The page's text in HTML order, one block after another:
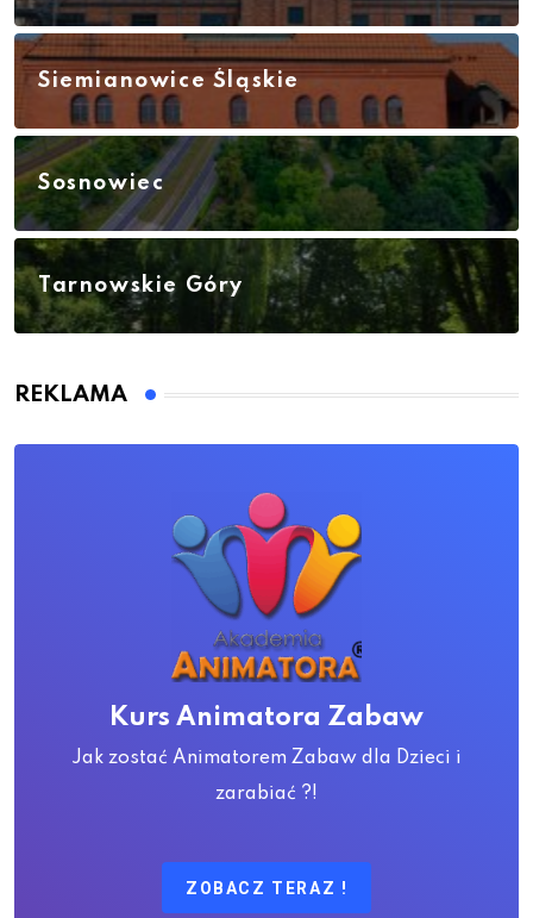
Siemianowice Śląskie
Sosnowiec
Tarnowskie Góry
REKLAMA
Kurs Animatora Zabaw
Jak zostać Animatorem Zabaw dla Dzieci i
zarabiać ?!
ZOBACZ TERAZ !